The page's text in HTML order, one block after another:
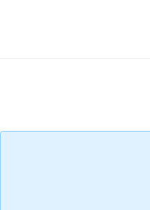
Aggiungi Commento